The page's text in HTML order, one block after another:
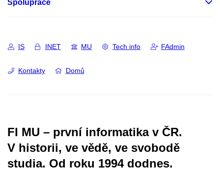
Spolupráce
IS INET MU Tech info FAdmin
Kontakty Domů
FI MU – první informatika v ČR.
V historii, ve vědě, ve svobodě
studia. Od roku 1994 dodnes.